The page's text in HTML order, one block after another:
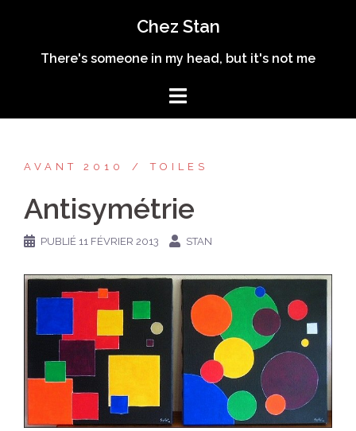
contenu
Chez Stan
There's someone in my head, but it's not me
AVANT 2010 TOILES
Antisymétrie
PUBLIÉ 11 FÉVRIER 2013 STAN